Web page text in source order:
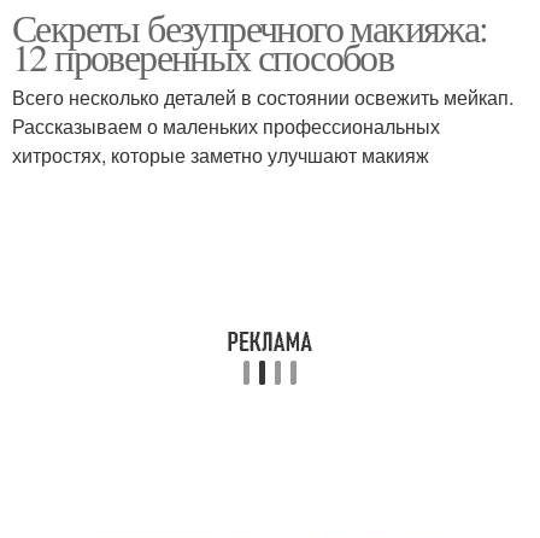
Макияж для брюнеток Красивый макияж
Вечерний макияж
Макияж для голубых
Секреты безупречного макияжа:
12 проверенных способов
Всего несколько деталей в состоянии освежить мейкап.
Рассказываем о маленьких профессиональных
хитростях, которые заметно улучшают макияж